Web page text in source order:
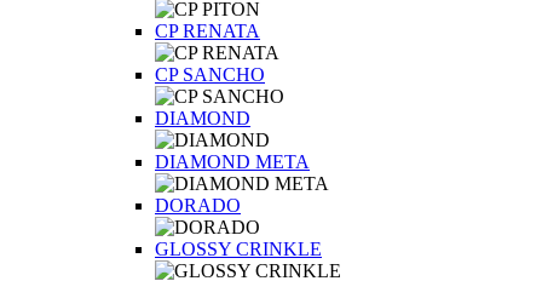
CP RENATA
CP SANCHO
DIAMOND
DIAMOND META
DORADO
GLOSSY CRINKLE